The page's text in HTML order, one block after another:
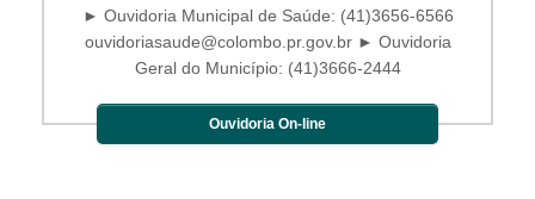
► Ouvidoria Municipal de Saúde: (41)3656-6566
ouvidoriasaude@colombo.pr.gov.br ► Ouvidoria
Geral do Município: (41)3666-2444
Ouvidoria On-line